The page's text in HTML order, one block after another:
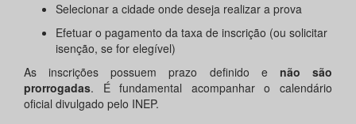
Selecionar a cidade onde deseja realizar a prova
Efetuar o pagamento da taxa de inscrição (ou solicitar
isenção, se for elegível)
As inscrições possuem prazo definido e não são
prorrogadas. É fundamental acompanhar o calendário
oficial divulgado pelo INEP.